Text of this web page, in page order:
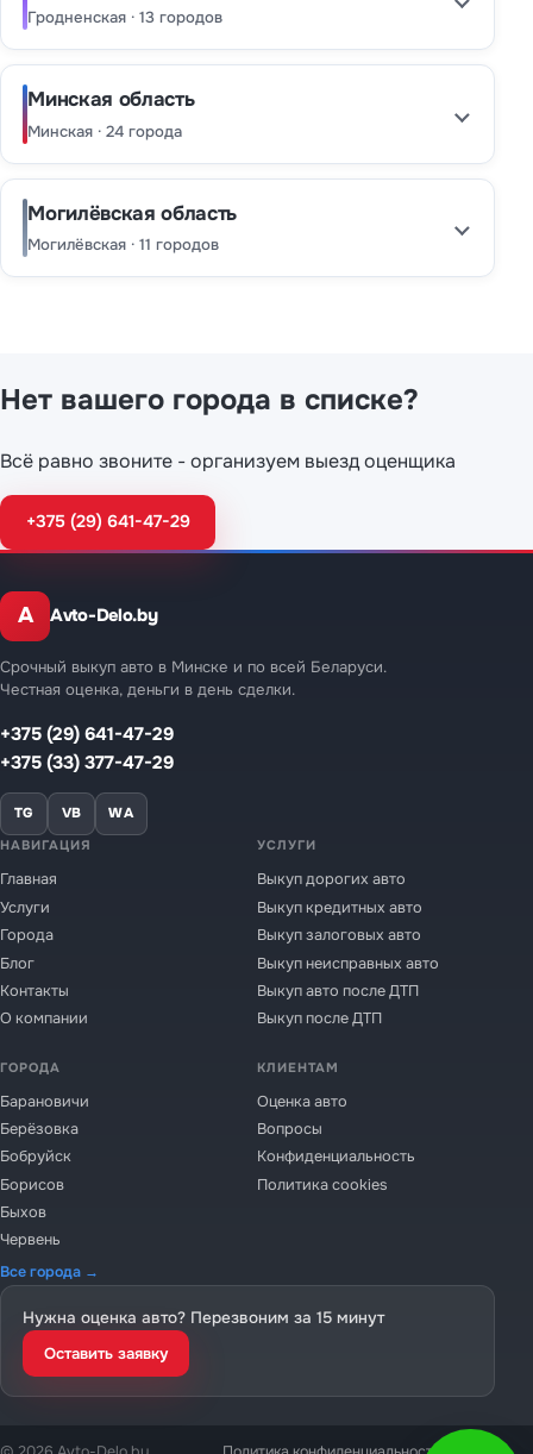
Гродненская · 13 городов
Минская область
Минская · 24 города
Могилёвская область
Могилёвская · 11 городов
Нет вашего города в списке?
Всё равно звоните - организуем выезд оценщика
+375 (29) 641-47-29
A Avto-Delo.by
Срочный выкуп авто в Минске и по всей Беларуси.
Честная оценка, деньги в день сделки.
+375 (29) 641-47-29
+375 (33) 377-47-29
TG VB WA
НАВИГАЦИЯ
Главная
Услуги
Города
Блог
Контакты
О компании
УСЛУГИ
Выкуп дорогих авто
Выкуп кредитных авто
Выкуп залоговых авто
Выкуп неисправных авто
Выкуп авто после ДТП
Выкуп после ДТП
ГОРОДА
Барановичи
Берёзовка
Бобруйск
Борисов
Быхов
Червень
Все города →
КЛИЕНТАМ
Оценка авто
Вопросы
Конфиденциальность
Политика cookies
Нужна оценка авто? Перезвоним за 15 минут
Оставить заявку